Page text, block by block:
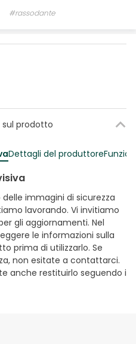
#rassodante
sul prodotto
Dettagli del produttore
immagini di sicurezza
lavorando. Vi invitiamo
gli aggiornamenti. Nel
le informazioni sulla
prima di utilizzarlo. Se
non esitate a contattarci.
anche restituirlo seguendo i